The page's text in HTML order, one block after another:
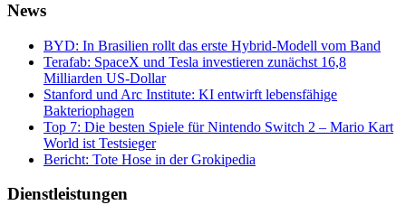
News
BYD: In Brasilien rollt das erste Hybrid-Modell vom Band
Terafab: SpaceX und Tesla investieren zunächst 16,8
Milliarden US-Dollar
Stanford und Arc Institute: KI entwirft lebensfähige
Bakteriophagen
Top 7: Die besten Spiele für Nintendo Switch 2 – Mario Kart
World ist Testsieger
Bericht: Tote Hose in der Grokipedia
Dienstleistungen